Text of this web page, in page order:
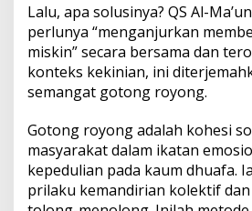
Lalu, apa solusinya? QS Al-
perlunya “menganjurkan
miskin” secara bersama dan
konteks kekinian, ini
semangat gotong royong.
Gotong royong adalah kohesi
masyarakat dalam ikatan
kepedulian pada kaum dhuafa.
prilaku kemandirian kolektif